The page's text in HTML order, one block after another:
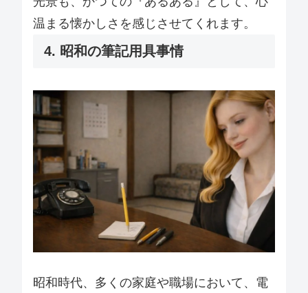
温まる懐かしさを感じさせてくれます。
4. 昭和の筆記用具事情
昭和時代、多くの家庭や職場において、電